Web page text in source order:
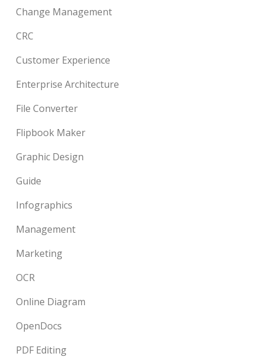
Change Management
CRC
Customer Experience
Enterprise Architecture
File Converter
Flipbook Maker
Graphic Design
Guide
Infographics
Management
Marketing
OCR
Online Diagram
OpenDocs
PDF Editing